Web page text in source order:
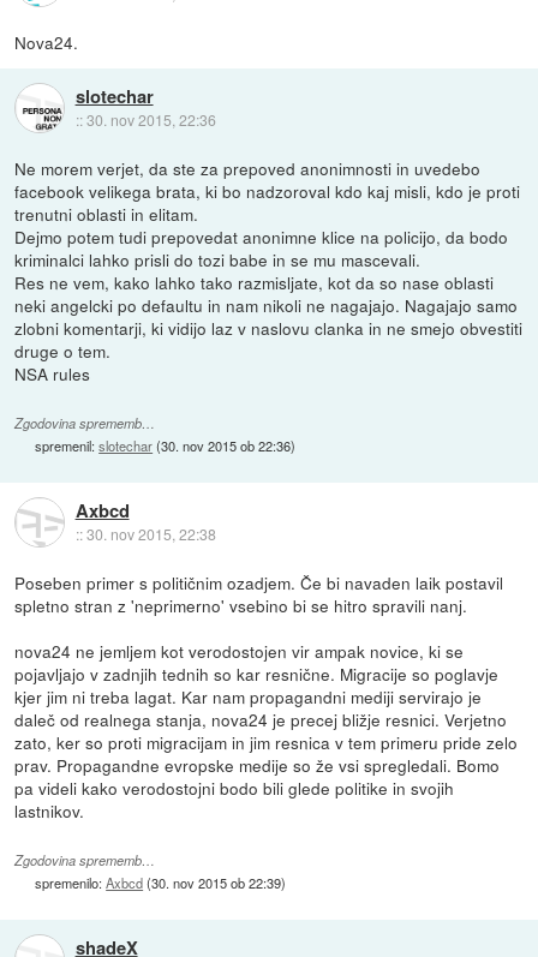
Nova24.
slotechar
::30. nov 2015, 22:36
Ne morem verjet, da ste za prepoved anonimnosti in uvedebo
facebook velikega brata, ki bo nadzoroval kdo kaj misli, kdo je proti
trenutni oblasti in elitam.
Dejmo potem tudi prepovedat anonimne klice na policijo, da bodo
kriminalci lahko prisli do tozi babe in se mu mascevali.
Res ne vem, kako lahko tako razmisljate, kot da so nase oblasti
neki angelcki po defaultu in nam nikoli ne nagajajo. Nagajajo samo
zlobni komentarji, ki vidijo laz v naslovu clanka in ne smejo obvestiti
druge o tem.
NSA rules
Zgodovina sprememb…
spremenil:slotechar(30. nov 2015 ob 22:36)
Axbcd
::30. nov 2015, 22:38
Poseben primer s političnim ozadjem. Če bi navaden laik postavil
spletno stran z 'neprimerno' vsebino bi se hitro spravili nanj.
nova24 ne jemljem kot verodostojen vir ampak novice, ki se
pojavljajo v zadnjih tednih so kar resnične. Migracije so poglavje
kjer jim ni treba lagat. Kar nam propagandni mediji servirajo je
daleč od realnega stanja, nova24 je precej bližje resnici. Verjetno
zato, ker so proti migracijam in jim resnica v tem primeru pride zelo
prav. Propagandne evropske medije so že vsi spregledali. Bomo
pa videli kako verodostojni bodo bili glede politike in svojih
lastnikov.
Zgodovina sprememb…
spremenilo:Axbcd(30. nov 2015 ob 22:39)
shadeX